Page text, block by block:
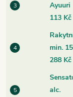
Ayuuri
113 Kč
min.
288 Kč
alc.